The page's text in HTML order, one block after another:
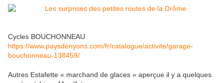
Cycles BOUCHONNEAU
https://www.paysdenyons.com/fr/catalogue/activite/garage-
bouchonneau-138459/
Autres Estafette « marchand de glaces » aperçue il y a quelques